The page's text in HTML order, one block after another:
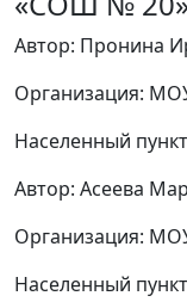
Автор: Пронина
Организация:
Населенный
Автор: Асеева
Организация:
Населенный